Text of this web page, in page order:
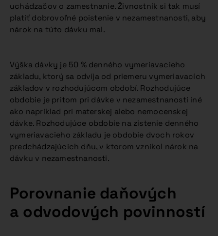
uchádzačov o zamestnanie. Živnostník si tak musí
platiť dobrovoľné poistenie v nezamestnanosti, aby
nárok na túto dávku mal.
Výška dávky je 50 % denného vymeriavacieho
základu, ktorý sa odvíja od priemeru vymeriavacích
základov v rozhodujúcom období. Rozhodujúce
obdobie je pritom pri dávke v nezamestnanosti iné
ako napríklad pri materskej alebo nemocenskej
dávke. Rozhodujúce obdobie na zistenie denného
vymeriavacieho základu je obdobie dvoch rokov
predchádzajúcich dňu, v ktorom vznikol nárok na
dávku v nezamestnanosti.
Porovnanie daňových
a odvodových povinností